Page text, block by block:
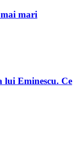
mari
lui Eminescu. Ce